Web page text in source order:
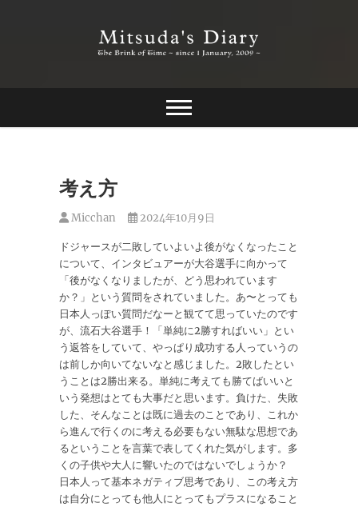
Mitsuda's Diary
考え方
Micchan 2024年10月9日
ドジャースが二敗していよいよ後がなくなったこと
について、インタビュアーが大谷選手に向かって
「後がなくなりましたが、どう思われています
か？」という質問をされていました。あ〜とっても
日本人っぽい質問だなーと観てて思っていたのです
が、流石大谷選手！「単純に2勝すればいい」とい
う返答をしていて、やっぱり成功する人っていうの
は前しか向いてないなと感じました。2敗したとい
うことは2勝出来る。単純に考えても勝てばいいと
いう発想はとても大事だと思います。負けた、失敗
した、そんなことは既に過去のことであり、これか
ら進んで行くのに考える必要もない無駄な思想であ
るということを言葉で表してくれた気がします。多
くの子供や大人に響いたのではないでしょうか？
日本人って基本ネガティブ思考であり、この考え方
は自分にとっても他人にとってもプラスになること